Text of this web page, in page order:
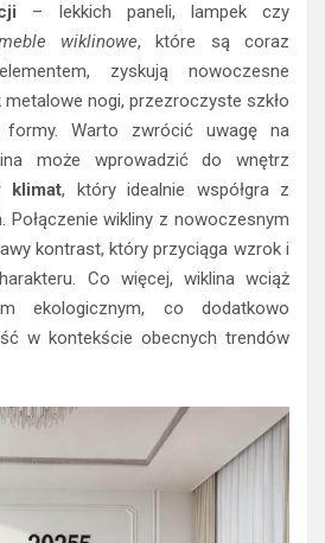
– lekkich paneli, lampek czy
wiklinowe, które są coraz
zyskują nowoczesne
metalowe nogi, przezroczyste szkło
formy. Warto zwrócić uwagę na
może wprowadzić do wnętrz
klimat, który idealnie współgra z
wikliny z nowoczesnym
kontrast, który przyciąga wzrok i
Co więcej, wiklina wciąż
ekologicznym, co dodatkowo
w kontekście obecnych trendów